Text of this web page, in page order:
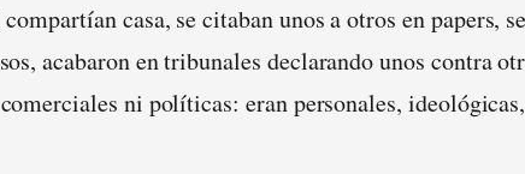
casa, se citaban unos a otros en papers,
acabaron en tribunales declarando unos contra
ni políticas: eran personales,